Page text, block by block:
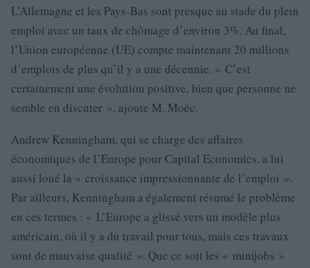
L’Allemagne et les Pays-Bas sont presque au stade du plein
emploi avec un taux de chômage d’environ 3%. Au final,
l’Union européenne (UE) compte maintenant 20 millions
d’emplois de plus qu’il y a une décennie. « C’est
certainement une évolution positive, bien que personne ne
semble en discuter », ajoute M. Moëc.
Andrew Kenningham, qui se charge des affaires
économiques de l’Europe pour Capital Economics, a lui
aussi loué la « croissance impressionnante de l’emploi ».
Par ailleurs, Kenningham a également résumé le problème
en ces termes : « L’Europe a glissé vers un modèle plus
américain, où il y a du travail pour tous, mais ces travaux
sont de mauvaise qualité ». Que ce soit les « minijobs »